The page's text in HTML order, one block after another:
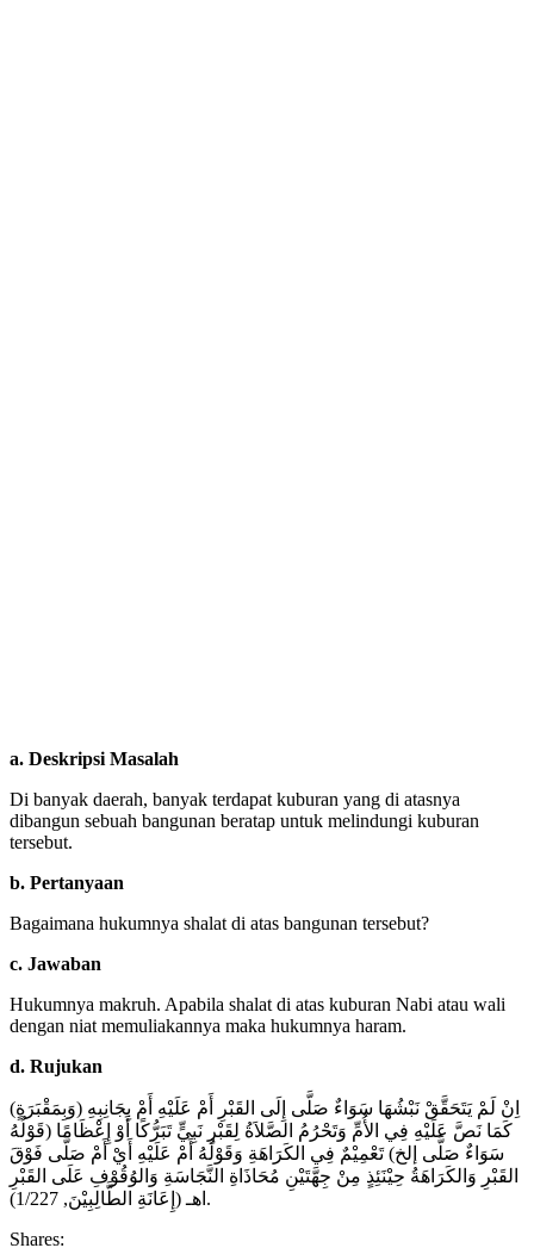
a. Deskripsi Masalah
Di banyak daerah, banyak terdapat kuburan yang di atasnya
dibangun sebuah bangunan beratap untuk melindungi kuburan
tersebut.
b. Pertanyaan
Bagaimana hukumnya shalat di atas bangunan tersebut?
c. Jawaban
Hukumnya makruh. Apabila shalat di atas kuburan Nabi atau wali
dengan niat memuliakannya maka hukumnya haram.
d. Rujukan
(وَبِمَقْبَرَةٍ) اِنْ لَمْ يَتَحَقَّقْ نَبْشُهَا سَوَاءٌ صَلَّى إِلَى القَبْرِ أَمْ عَلَيْهِ أَمْ بِجَانِبِهِ
كَمَا نَصَّ عَلَيْهِ فِي الأُمِّ وَتَحْرُمُ الصَّلاَةُ لِقَبْرِ نَبِيٍّ تَبَرُّكًا أَوْ إِعْظَامًا (قَوْلُهُ
سَوَاءٌ صَلَّى إلخ) تَعْمِيْمٌ فِي الكَرَاهَةِ وَقَوْلُهُ أَمْ عَلَيْهِ أَيْ أَمْ صَلَّى فَوْقَ
القَبْرِ وَالكَرَاهَةُ حِيْنَئِذٍ مِنْ جِهَّتَيْنِ مُحَاذَاةِ النَّجَاسَةِ وَالوُقُوْفِ عَلَى القَبْرِ
اهـ (إِعَانَةِ الطَّالِبِيْنَ, 1/227).
Shares: